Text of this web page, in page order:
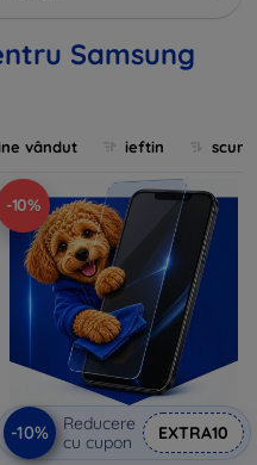
Samsung
vândut ieftin
-10%
-10%
Reducere
cu cupon
EXTRA10